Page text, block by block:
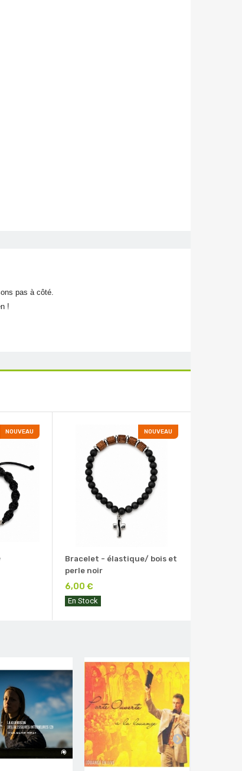
pas à côté.
!
NOUVEAU NOUVEAU
Bracelet - élastique/ bois et
perle noir
6,00 €
En Stock